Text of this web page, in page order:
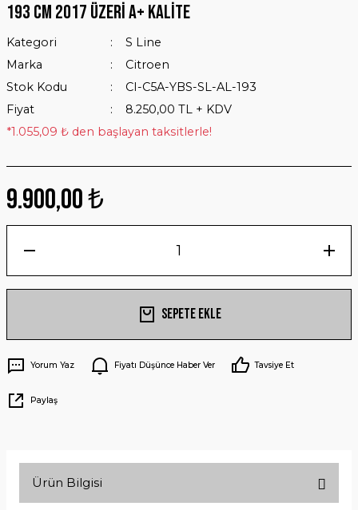
193 Cm 2017 Üzeri A+ Kalite
Kategori
S Line
Marka
Citroen
Stok Kodu
CI-C5A-YBS-SL-AL-193
Fiyat
8.250,00 TL + KDV
*1.055,09 ₺ den başlayan taksitlerle!
9.900,00 ₺
Sepete Ekle
Yorum Yaz Fiyatı Düşünce Haber Ver Tavsiye Et
Paylaş
Ürün Bilgisi